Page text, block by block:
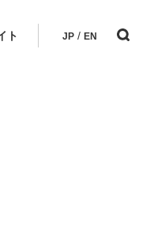
ト JP / EN